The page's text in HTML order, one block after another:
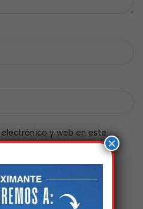
y web en este
comente.
×